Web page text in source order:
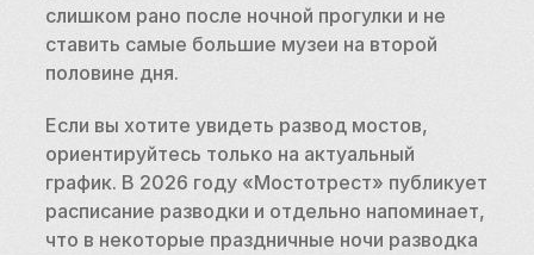
слишком рано после ночной прогулки и не
ставить самые большие музеи на второй
половине дня.
Если вы хотите увидеть развод мостов,
ориентируйтесь только на актуальный
график. В 2026 году «Мостотрест» публикует
расписание разводки и отдельно напоминает,
что в некоторые праздничные ночи разводка